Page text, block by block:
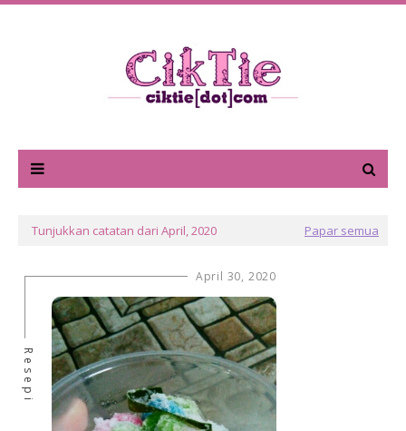
Tunjukkan catatan dari April, 2020 Papar semua
April 30, 2020
Resepi